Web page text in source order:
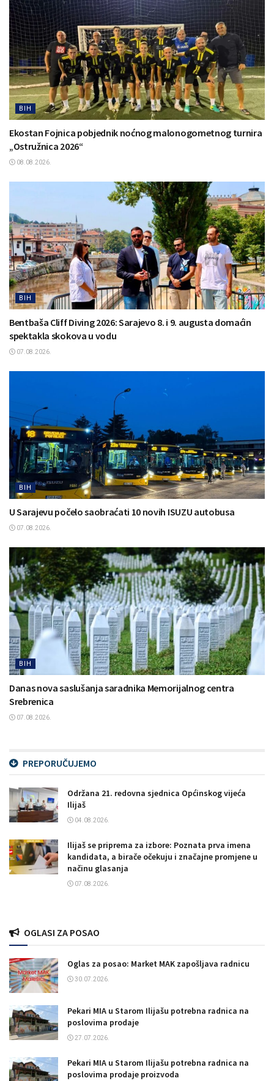
BIH
Ekostan Fojnica pobjednik noćnog malonogometnog turnira
„Ostružnica 2026“
08.08.2026.
BIH
Bentbaša Cliff Diving 2026: Sarajevo 8. i 9. augusta domaćin
spektakla skokova u vodu
07.08.2026.
BIH
U Sarajevu počelo saobraćati 10 novih ISUZU autobusa
07.08.2026.
BIH
Danas nova saslušanja saradnika Memorijalnog centra
Srebrenica
07.08.2026.
PREPORUČUJEMO
Održana 21. redovna sjednica Općinskog vijeća
Ilijaš
04.08.2026.
Ilijaš se priprema za izbore: Poznata prva imena
kandidata, a birače očekuju i značajne promjene u
načinu glasanja
07.08.2026.
OGLASI ZA POSAO
Oglas za posao: Market MAK zapošljava radnicu
30.07.2026.
Pekari MIA u Starom Ilijašu potrebna radnica na
poslovima prodaje
27.07.2026.
Pekari MIA u Starom Ilijašu potrebna radnica na
poslovima prodaje proizvoda